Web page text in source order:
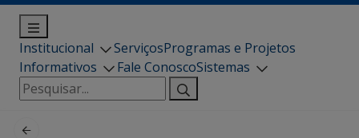
Institucional ServiçosProgramas e Projetos
Informativos
Fale ConoscoSistemas
Pesquisar
por: